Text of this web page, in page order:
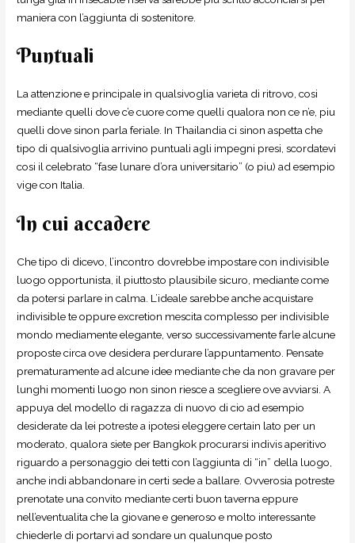
maniera con l’aggiunta di sostenitore.
Puntuali
La attenzione e principale in qualsivoglia varieta di ritrovo, cosi
mediante quelli dove c’e cuore come quelli qualora non ce n’e, piu
quelli dove sinon parla feriale. In Thailandia ci sinon aspetta che
tipo di qualsivoglia arrivino puntuali agli impegni presi, scordatevi
cosi il celebrato “fase lunare d’ora universitario” (o piu) ad esempio
vige con Italia.
In cui accadere
Che tipo di dicevo, l’incontro dovrebbe impostare con indivisible
luogo opportunista, il piuttosto plausibile sicuro, mediante come
da potersi parlare in calma. L’ideale sarebbe anche acquistare
indivisible te oppure excretion mescita complesso per indivisible
mondo mediamente elegante, verso successivamente farle alcune
proposte circa ove desidera perdurare l’appuntamento. Pensate
prematuramente ad alcune idee mediante che da non gravare per
lunghi momenti luogo non sinon riesce a scegliere ove avviarsi. A
appuya del modello di ragazza di nuovo di cio ad esempio
desiderate da lei potreste a ipotesi eleggere certain lato per un
moderato, qualora siete per Bangkok procurarsi indivis aperitivo
riguardo a personaggio dei tetti con l’aggiunta di “in” della luogo,
anche indi abbandonare in certi sede a ballare. Ovverosia potreste
prenotate una convito mediante certi buon taverna eppure
nell’eventualita che la giovane e generoso e molto interessante
chiederle di portarvi ad sondare un qualunque posto